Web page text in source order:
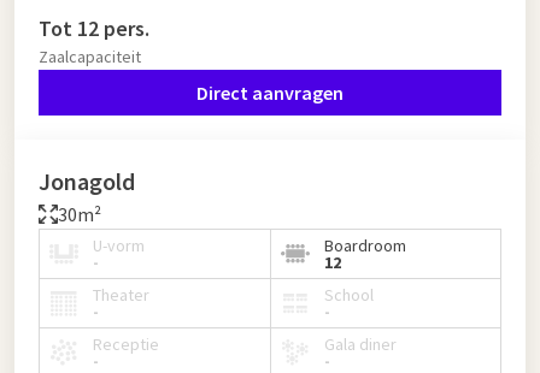
Tot 12 pers.
Zaalcapaciteit
Direct aanvragen
Jonagold
30m²
U-vorm
-
Boardroom
12
Theater
-
School
-
Receptie
-
Gala diner
-